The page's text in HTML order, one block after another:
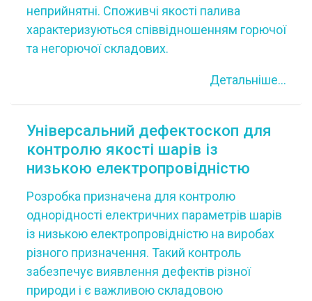
неприйнятні. Споживчі якості палива
характеризуються співвідношенням горючої
та негорючої складових.
Детальніше...
Універсальний дефектоскоп для
контролю якості шарів із
низькою електропровідністю
Розробка призначена для контролю
однорідності електричних параметрів шарів
із низькою електропровідністю на виробах
різного призначення. Такий контроль
забезпечує виявлення дефектів різної
природи і є важливою складовою